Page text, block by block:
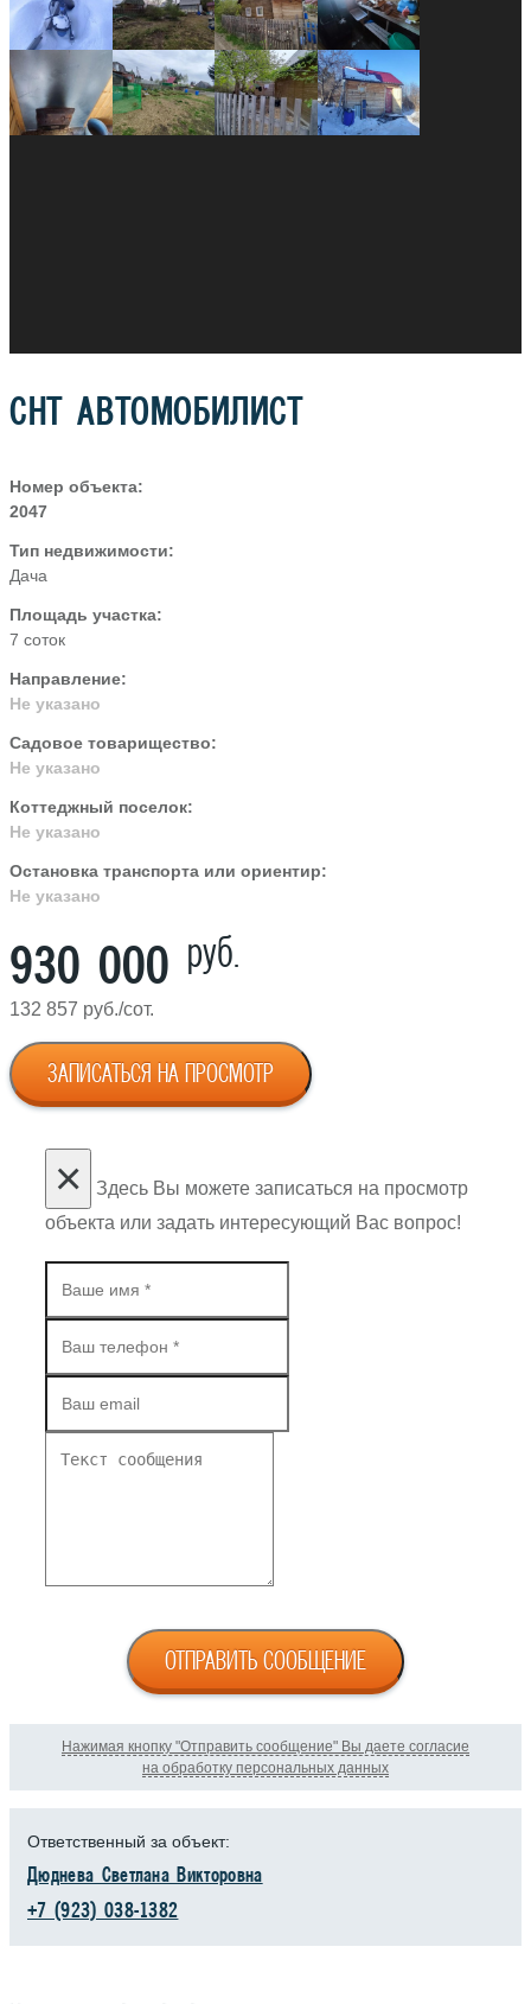
СНТ АВТОМОБИЛИСТ
Номер объекта:
2047
Тип недвижимости:
Дача
Площадь участка:
7 соток
Направление:
Не указано
Садовое товарищество:
Не указано
Коттеджный поселок:
Не указано
Остановка транспорта или ориентир:
Не указано
930 000 руб.
132 857 руб./сот.
ЗАПИСАТЬСЯ НА ПРОСМОТР
×
Здесь Вы можете записаться на просмотр
объекта или задать интересующий Вас вопрос!
ОТПРАВИТЬ СООБЩЕНИЕ
Нажимая кнопку "Отправить сообщение" Вы даете согласие
на обработку персональных данных
Ответственный за объект:
Дюднева Светлана Викторовна
+7 (923) 038-1382